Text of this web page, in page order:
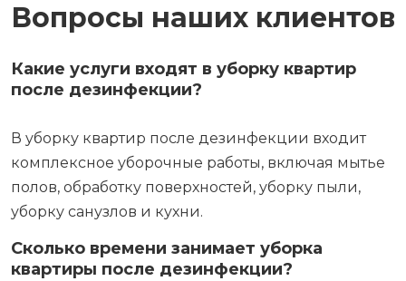
Вопросы наших клиентов
Какие услуги входят в уборку квартир
после дезинфекции?
В уборку квартир после дезинфекции входит
комплексное уборочные работы, включая мытье
полов, обработку поверхностей, уборку пыли,
уборку санузлов и кухни.
Сколько времени занимает уборка
квартиры после дезинфекции?